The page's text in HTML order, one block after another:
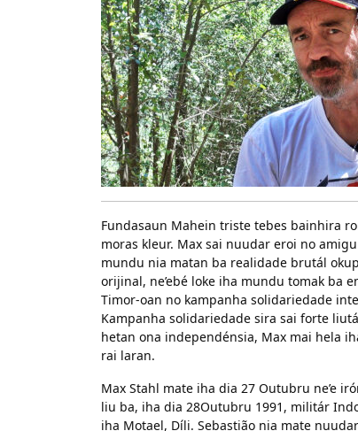
Fundasaun Mahein triste tebes bainhira
moras kleur. Max sai nuudar eroi no
mundu nia matan ba realidade brutál
orijinal, ne’ebé loke iha mundu tomak ba
Timor-oan no kampanha solidariedade
Kampanha solidariedade sira sai forte
hetan ona independénsia, Max mai hela
rai laran.
Max Stahl mate iha dia 27 Outubru ne’e
liu ba, iha dia 28Outubru 1991, militár
iha Motael, Díli. Sebastião nia mate